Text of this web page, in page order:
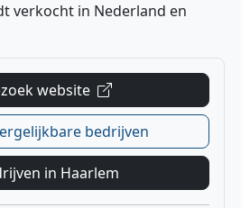
verkocht in Nederland en
website
bedrijven
in Haarlem